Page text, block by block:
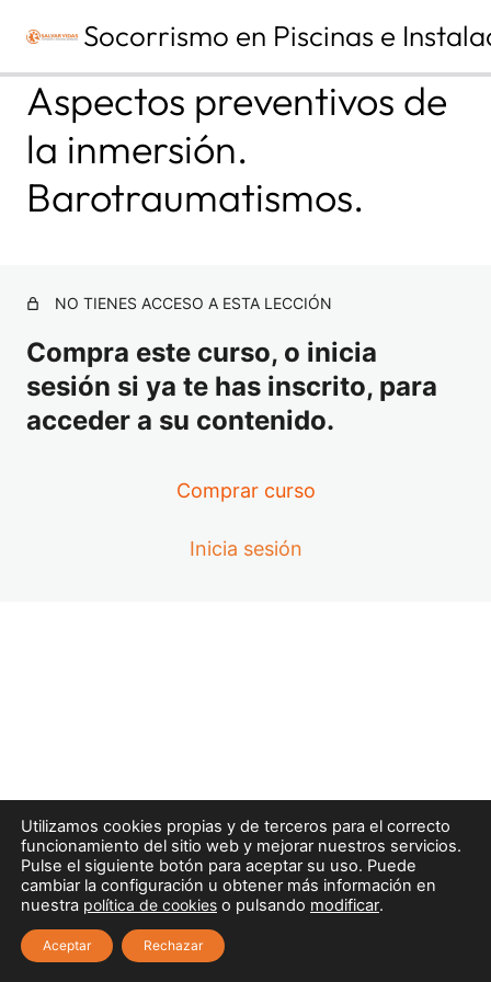
Socorrismo en Piscinas e
Aspectos preventivos de
la inmersión.
Barotraumatismos.
NO TIENES ACCESO A ESTA LECCIÓN
Compra este curso, o inicia
sesión si ya te has inscrito, para
acceder a su contenido.
Comprar curso
Inicia sesión
A
n
t
e
o
r
i
g
u
n
t
MÓDULO 1. PRIMEROS AUXILIOS
Y SOPORTE VITAL BÁSICO |
TEMA 1. FUNDAMENTOS DE
4 lecciones
MÓDULO 1. PRIMEROS AUXILIOS
Y SOPORTE VITAL BÁSICO |
TEMA 2. CONCEPTO DE
URGENCIAS, EMERGENCIAS Y
CATÁSTROFES.
MÓDULO 1. PRIMEROS AUXILIOS
TEMA 3. SOPORTE VITAL
MÓDULO 1. PRIMEROS AUXILIOS
Y SOPORTE VITAL BÁSICO |
TEMA 5. URGENCIAS Y
EMERGENCIAS
TRAUMATOLÓGICAS.
10 lecciones
MÓDULO 1. PRIMEROS AUXILIOS
Utilizamos cookies propias y de terceros para el correcto
funcionamiento del sitio web y mejorar nuestros servicios.
Pulse el siguiente botón para aceptar su uso. Puede
cambiar la configuración u obtener más información en
nuestra política de cookies o pulsando modificar.
Aceptar Rechazar